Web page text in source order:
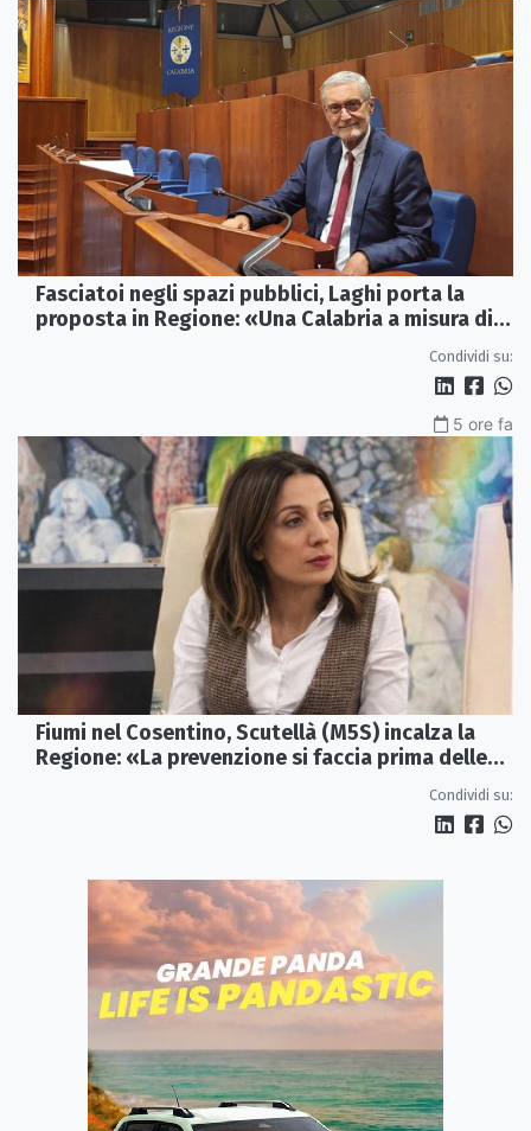
Fasciatoi negli spazi pubblici, Laghi porta la
proposta in Regione: «Una Calabria a misura di
Condividi su:
5 ore fa
Fiumi nel Cosentino, Scutellà (M5S) incalza la
Regione: «La prevenzione si faccia prima delle
Condividi su: